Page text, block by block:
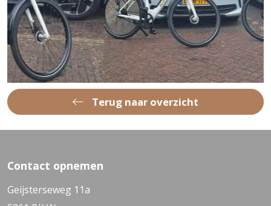
Terug naar overzicht
Contact opnemen
Geijsterseweg 11a